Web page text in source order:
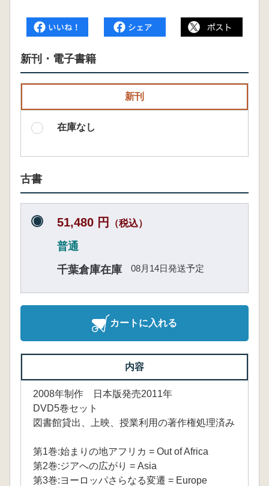
新刊・電子書籍
新刊
在庫なし
古書
51,480 円 （税込）
普通
千葉倉庫在庫
08月14日発送予定
カートに入れる
内容
2008年制作 日本版発売2011年
DVD5巻セット
図書館貸出、上映、授業利用の著作権処理済み
第1巻:始まりの地アフリカ = Out of Africa
第2巻:ジアへの広がり = Asia
第3巻:ヨーロッパさらなる変遷 = Europe